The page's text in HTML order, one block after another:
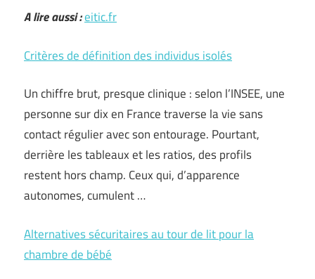
A lire aussi :eitic.fr
Critères de définition des individus isolés
Un chiffre brut, presque clinique : selon l’INSEE, une
personne sur dix en France traverse la vie sans
contact régulier avec son entourage. Pourtant,
derrière les tableaux et les ratios, des profils
restent hors champ. Ceux qui, d’apparence
autonomes, cumulent …
Alternatives sécuritaires au tour de lit pour la
chambre de bébé